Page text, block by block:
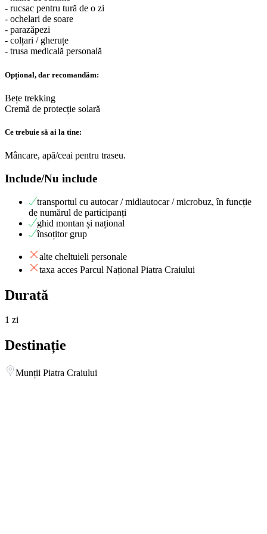
- rucsac pentru tură de o zi
- ochelari de soare
- parazăpezi
- colțari / gheruțe
- trusa medicală personală
Opțional, dar recomandăm:
Bețe trekking
Cremă de protecție solară
Ce trebuie să ai la tine:
Mâncare, apă/ceai pentru traseu.
Include/Nu include
transportul cu autocar / midiautocar / microbuz, în funcție
de numărul de participanți
ghid montan și național
însoțitor grup
alte cheltuieli personale
taxa acces Parcul Național Piatra Craiului
Durată
1 zi
Destinație
Munții Piatra Craiului